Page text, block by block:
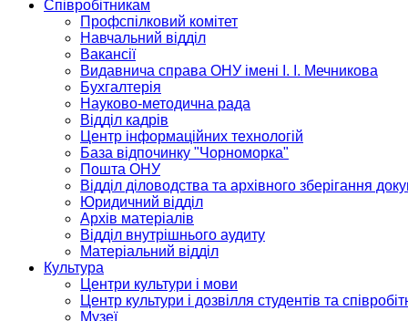
Співробітникам
Профспілковий комітет
Навчальний відділ
Вакансії
Видавнича справа ОНУ імені І. І. Мечникова
Бухгалтерія
Науково-методична рада
Відділ кадрів
Центр інформаційних технологій
База відпочинку "Чорноморка"
Пошта ОНУ
Відділ діловодства та архівного зберігання
Юридичний відділ
Архів матеріалів
Відділ внутрішнього аудиту
Матеріальний відділ
Культура
Центри культури і мови
Центр культури і дозвілля студентів та
Музеї